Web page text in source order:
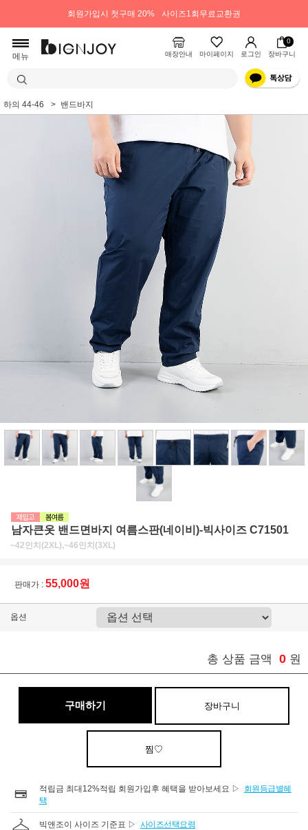
회원가입시 첫구매 20% 사이즈1회무료교환권
메뉴 매장안내 마이페이지 로그인
0
장바구니
하의 44-46 밴드바지
남자큰옷 밴드면바지 여름스판(네이비)-빅사이즈 C71501
~42인치(2XL),~46인치(3XL)
판매가 : 55,000원
옵션
총 상품 금액 0 원
구매하기 장바구니
찜♡
적립금 최대12%적립 회원가입후 혜택을 받아보세요 ▷
회원등급별혜
택
빅앤조이 사이즈 기준표 ▷ 사이즈선택요령